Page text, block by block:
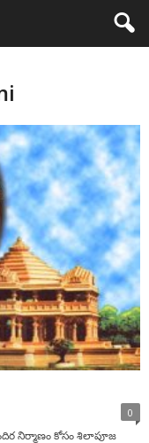
0
నిర్మాణం కోసం శిలాపూజ